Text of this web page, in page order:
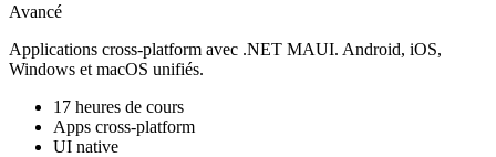
Avancé
Applications cross-platform avec .NET MAUI. Android, iOS,
Windows et macOS unifiés.
17 heures de cours
Apps cross-platform
UI native